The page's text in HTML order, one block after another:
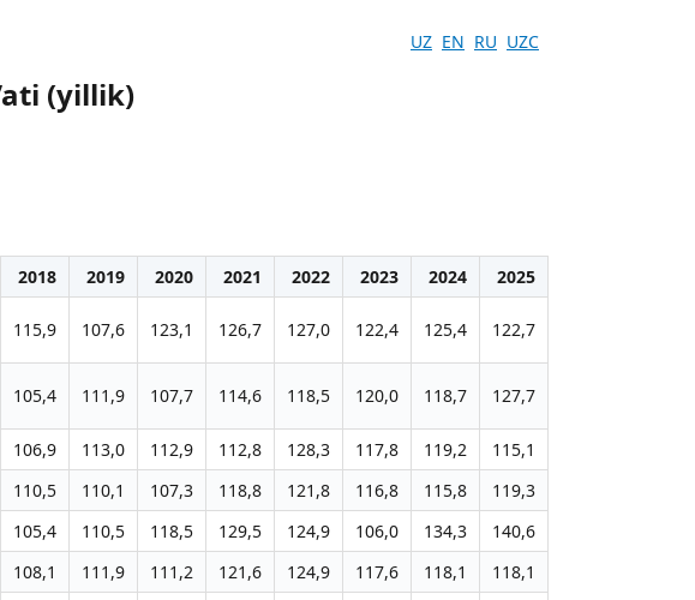
UZ EN RU UZC
(yillik)
2018 2019 2020 2021 2022 2023 2024
2025
115,9 107,6 123,1 126,7 127,0 122,4 125,4 122,7
105,4 111,9 107,7 114,6 118,5 120,0 118,7 127,7
106,9 113,0 112,9 112,8 128,3 117,8 119,2
115,1
110,5 110,1 107,3 118,8 121,8 116,8 115,8
119,3
105,4 110,5 118,5 129,5 124,9 106,0 134,3
140,6
108,1 111,9 111,2 121,6 124,9 117,6 118,1
118,1